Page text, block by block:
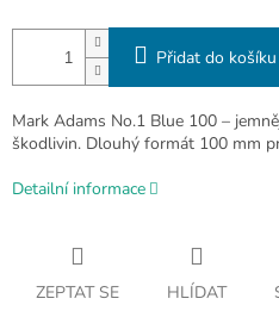
Přidat do košíku
Mark Adams No.1 Blue 100 –
škodlivin. Dlouhý formát 100 mm
Detailní informace
ZEPTAT SE HLÍDAT